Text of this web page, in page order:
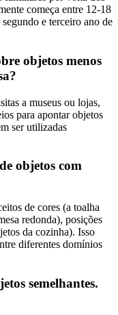
começa entre 12-18
e terceiro ano de
objetos menos
a museus ou lojas,
para apontar objetos
ser utilizadas
objetos com
de cores (a toalha
redonda), posições
da cozinha). Isso
diferentes domínios
semelhantes.